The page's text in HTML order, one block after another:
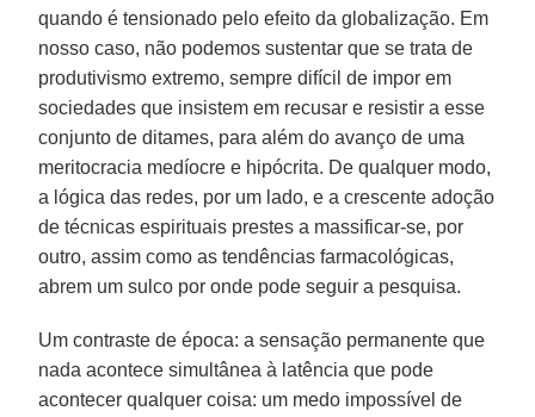
quando é tensionado pelo efeito da globalização. Em
nosso caso, não podemos sustentar que se trata de
produtivismo extremo, sempre difícil de impor em
sociedades que insistem em recusar e resistir a esse
conjunto de ditames, para além do avanço de uma
meritocracia medíocre e hipócrita. De qualquer modo,
a lógica das redes, por um lado, e a crescente adoção
de técnicas espirituais prestes a massificar-se, por
outro, assim como as tendências farmacológicas,
abrem um sulco por onde pode seguir a pesquisa.
Um contraste de época: a sensação permanente que
nada acontece simultânea à latência que pode
acontecer qualquer coisa: um medo impossível de